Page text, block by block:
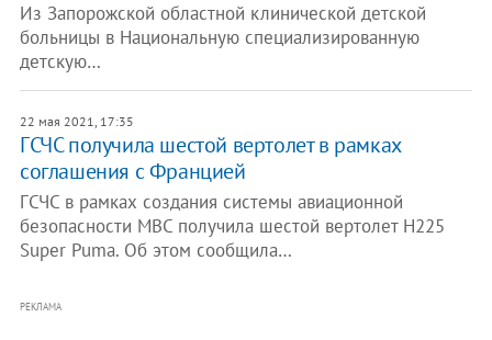
Из Запорожской областной клинической детской
больницы в Национальную специализированную
детскую…
22 мая 2021, 17:35
ГСЧС получила шестой вертолет в рамках
соглашения с Францией
ГСЧС в рамках создания системы авиационной
безопасности МВС получила шестой вертолет H225
Super Puma. Об этом сообщила…
РЕКЛАМА